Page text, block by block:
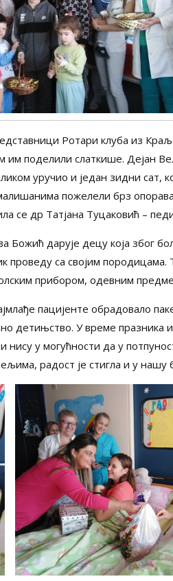
Ротари клуба из
им поделили слаткише. Дејан
уручио и један зидни сат,
пожелели брз
се др Татјана Туцаковић –
дарује децу која због
са својим породицама.
прибором, одевним
пацијенте обрадовало
детињство. У време празника
нису у могућности да у
радост је стигла и у нашу